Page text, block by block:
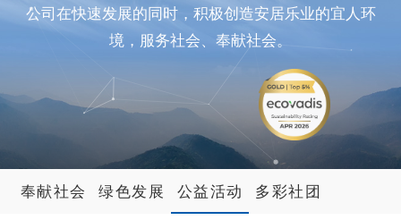
公司在快速发展的同时，积极创造安居乐业的宜人环
境，服务社会、奉献社会。
奉献社会 绿色发展 公益活动 多彩社团